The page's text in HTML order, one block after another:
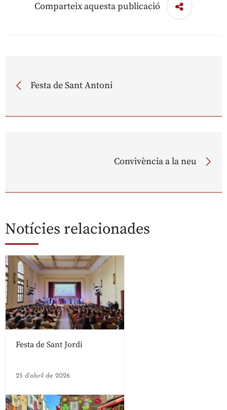
Comparteix aquesta publicació
Festa de Sant Antoni
Convivència a la neu
Notícies relacionades
Festa de Sant Jordi
25 d'abril de 2026